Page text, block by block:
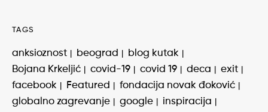
TAGS
anksioznost beograd
blog kutak
Bojana Krkeljić
covid-19 covid 19 deca
exit
facebook
Featured
fondacija novak đoković
globalno zagrevanje
google
inspiracija